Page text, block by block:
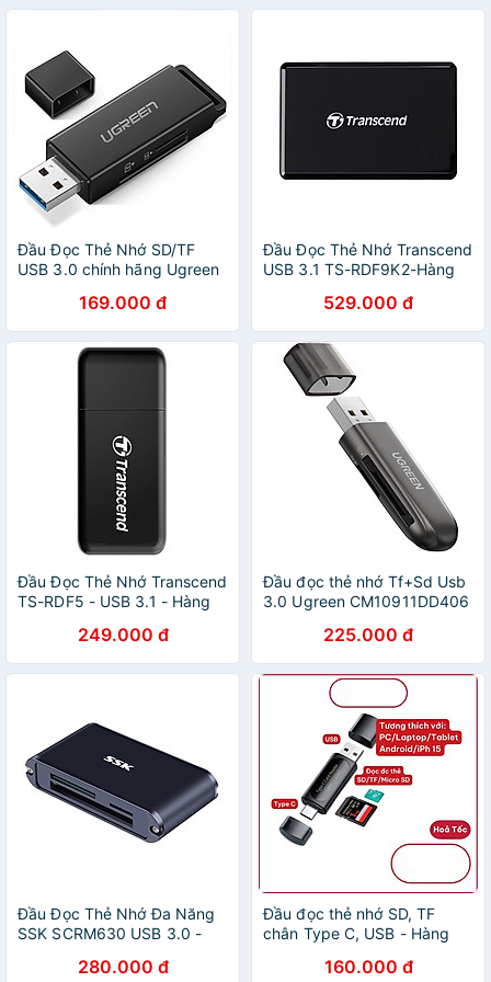
Đầu Đọc Thẻ Nhớ SD/TF
USB 3.0 chính hãng Ugreen
169.000 đ
Đầu Đọc Thẻ Nhớ Transcend
USB 3.1 TS-RDF9K2-Hàng
529.000 đ
Đầu Đọc Thẻ Nhớ Transcend
TS-RDF5 - USB 3.1 - Hàng
249.000 đ
Đầu đọc thẻ nhớ Tf+Sd Usb
3.0 Ugreen CM10911DD406
225.000 đ
Đầu Đọc Thẻ Nhớ Đa Năng
SSK SCRM630 USB 3.0 -
280.000 đ
Đầu đọc thẻ nhớ SD, TF
chân Type C, USB - Hàng
160.000 đ